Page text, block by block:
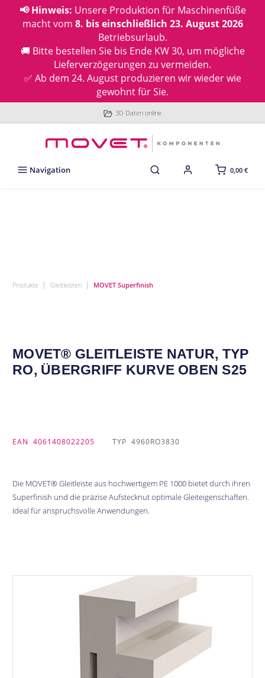
📢 Hinweis: Unsere Produktion für Maschinenfüße
macht vom 8. bis einschließlich 23. August 2026
Betriebsurlaub.
🚚 Bitte bestellen Sie bis Ende KW 30, um mögliche
Lieferverzögerungen zu vermeiden.
✅ Ab dem 24. August produzieren wir wieder wie
gewohnt für Sie.
3D Daten online
Navigation 0,00 €
Produkte | Gleitleisten | MOVET Superfinish
MOVET® GLEITLEISTE NATUR, TYP
RO, ÜBERGRIFF KURVE OBEN S25
EAN 4061408022205 TYP 4960RO3830
Die MOVET® Gleitleiste aus hochwertigem PE 1000 bietet durch ihren
Superfinish und die präzise Aufstecknut optimale Gleiteigenschaften.
Ideal für anspruchsvolle Anwendungen.